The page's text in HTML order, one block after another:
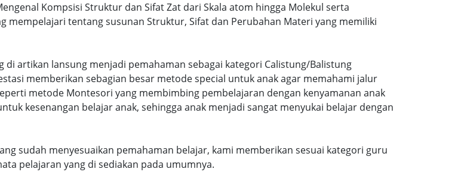
Kompsisi Struktur dan Sifat Zat dari Skala atom hingga Molekul serta
mempelajari tentang susunan Struktur, Sifat dan Perubahan Materi yang memiliki
di artikan lansung menjadi pemahaman sebagai kategori Calistung/Balistung
memberikan sebagian besar metode special untuk anak agar memahami jalur
metode Montesori yang membimbing pembelajaran dengan kenyamanan anak
kesenangan belajar anak, sehingga anak menjadi sangat menyukai belajar dengan
sudah menyesuaikan pemahaman belajar, kami memberikan sesuai kategori guru
pelajaran yang di sediakan pada umumnya.